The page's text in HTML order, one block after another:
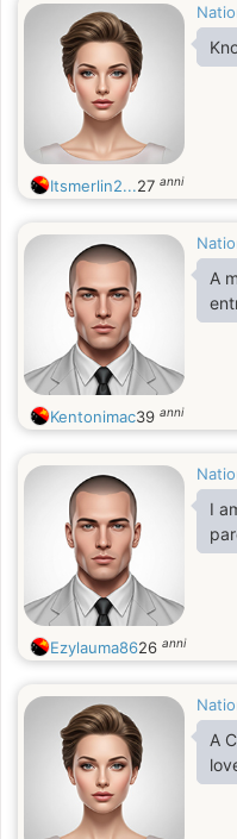
Itsmerlin2...27 anni
A
Kentonimac39 anni
I
Ezylauma8626 anni
A